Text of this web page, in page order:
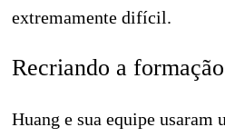
extremamente difícil.
Recriando a
Huang e sua equipe usaram